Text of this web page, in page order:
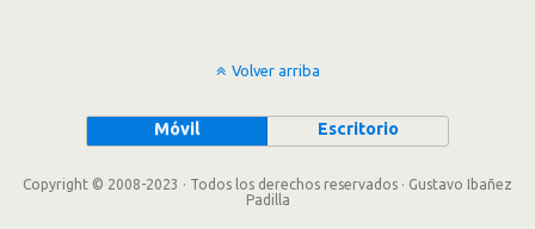
Volver arriba
Móvil Escritorio
Copyright © 2008-2023 · Todos los derechos reservados · Gustavo Ibañez
Padilla